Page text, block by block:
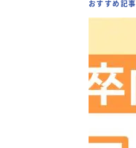
おすすめ記事